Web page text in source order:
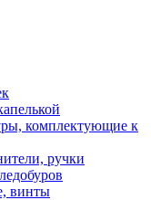
комплектующие к
ручки
винты